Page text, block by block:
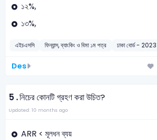
১২%,
১৩%,
এইচএসসি ফিন্যান্স, ব্যাংকিং ও বিমা ১ম পত্র ঢাকা বোর্ড - 2023
Des
5 .নিচের কোনটি গ্রহণ করা উচিত?
Updated: 10 months ago
ARR < মূলধন ব্যয়